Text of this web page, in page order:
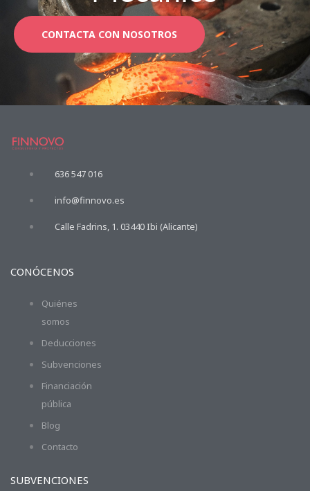
CONTACTA CON NOSOTROS
636 547 016
info@finnovo.es
Calle Fadrins, 1. 03440 Ibi (Alicante)
CONÓCENOS
Quiénes
somos
Deducciones
Subvenciones
Financiación
pública
Blog
Contacto
SUBVENCIONES